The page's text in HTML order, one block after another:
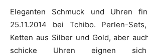
Eleganten Schmuck und Uhren
25.11.2014 bei Tchibo. Perlen-
Ketten aus Silber und Gold, aber
schicke Uhren eignen